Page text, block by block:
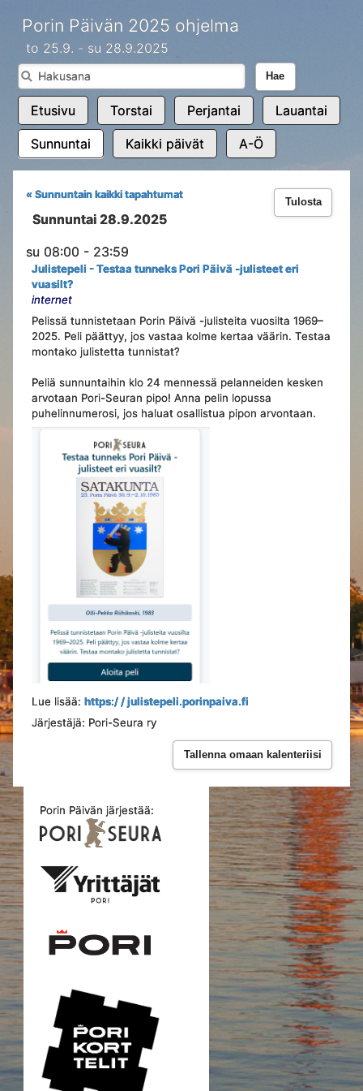
Porin Päivän 2025 ohjelma
to 25.9. - su 28.9.2025
Hae
Etusivu Torstai Perjantai Lauantai
Sunnuntai Kaikki päivät A-Ö
Tulosta
« Sunnuntain kaikki tapahtumat
Sunnuntai 28.9.2025
su 08:00 - 23:59
Julistepeli - Testaa tunneks Pori Päivä -julisteet eri
vuasilt?
internet
Pelissä tunnistetaan Porin Päivä -julisteita vuosilta 1969–
2025. Peli päättyy, jos vastaa kolme kertaa väärin. Testaa
montako julistetta tunnistat?
Peliä sunnuntaihin klo 24 mennessä pelanneiden kesken
arvotaan Pori-Seuran pipo! Anna pelin lopussa
puhelinnumerosi, jos haluat osallistua pipon arvontaan.
Lue lisää: https:/ / julistepeli.porinpaiva.fi
Järjestäjä: Pori-Seura ry
Tallenna omaan kalenteriisi
Porin Päivän järjestää: